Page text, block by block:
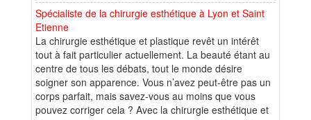
Spécialiste de la chirurgie esthétique à Lyon et Saint
Etienne
La chirurgie esthétique et plastique revêt un intérêt
tout à fait particulier actuellement. La beauté étant au
centre de tous les débats, tout le monde désire
soigner son apparence. Vous n’avez peut-être pas un
corps parfait, mais savez-vous au moins que vous
pouvez corriger cela ? Avec la chirurgie esthétique et